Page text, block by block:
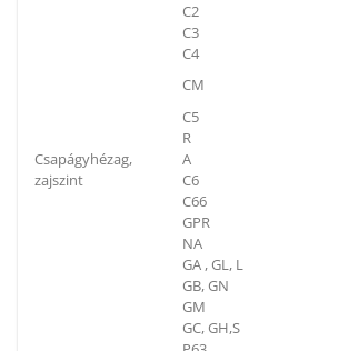
Csapágyhézag,
zajszint
C2
C3
C4
CM
C5
R
A
C6
C66
GPR
NA
GA , GL, L
GB, GN
GM
GC, GH,S